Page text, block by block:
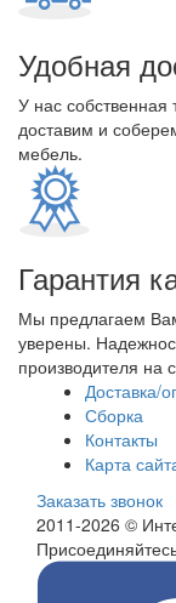
Удобная
У нас собственная
доставим и
мебель.
Гарантия
Мы предлагаем
уверены.
производителя на
Доставка/
Сборка
Контакты
Карта
Заказать звонок
2011-2026 ©